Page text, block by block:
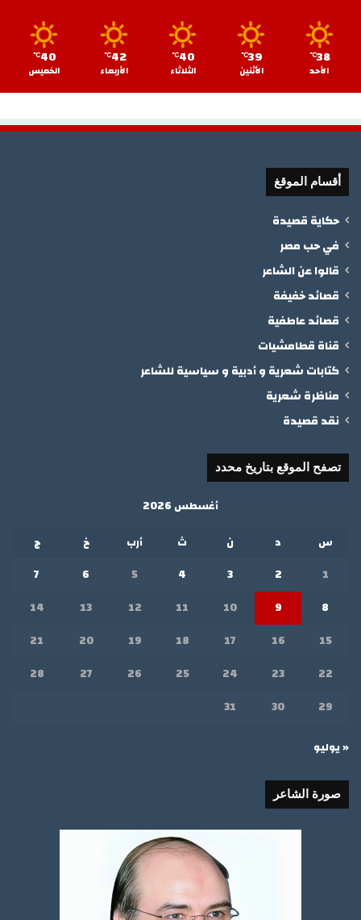
38
℃
الأحد
39
℃
الأثنين
40
℃
الثلاثاء
42
℃
الأربعاء
40
℃
الخميس
أقسام الموقغ
حكاية قصيدة
في حب مصر
قالوا عن الشاعر
قصائد خفيفة
قصائد عاطفية
قناة قطامشيات
كتابات شعرية و أدبية و سياسية للشاعر
مناظرة شعرية
نقد قصيدة
تصفح الموقع بتاريخ محدد
أغسطس 2026
س
د ن ث أرب خ
ج
1
2
3
4
5
6
7
8
9
10
11
12
13
14
15
16
17
18
19
20
21
22
23
24
25
26
27
28
29
30
31
« يوليو
صورة الشاعر